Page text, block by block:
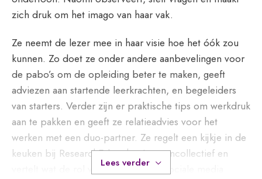
zich druk om het imago van haar vak.
Ze neemt de lezer mee in haar visie hoe het óók zou
kunnen. Zo doet ze onder andere aanbevelingen voor
de pabo’s om de opleiding beter te maken, geeft
adviezen aan startende leerkrachten, en begeleiders
van starters. Verder zijn er praktische tips om werkdruk
aan te pakken en geeft ze relatieadvies voor het
werken met een duo-partner. Ze regelt een kijkje in de
keuken bij ResearchEd en het Lerarencollectief en
vertelt wat de rol van bijvoorbeeld sociale media
Lees verder